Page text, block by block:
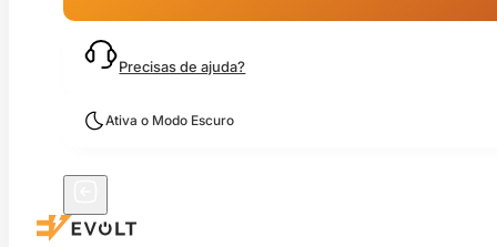
Precisas de ajuda?
Ativa o Modo Escuro